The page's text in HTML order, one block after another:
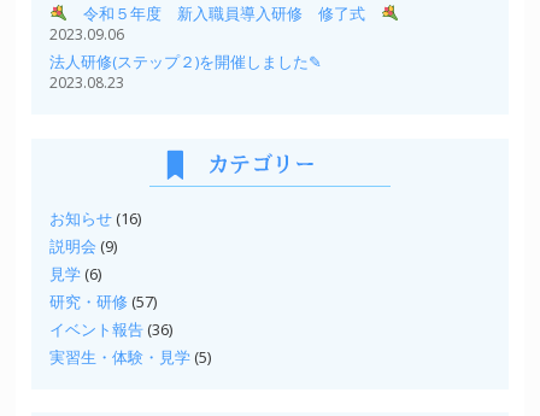
令和５年度 新入職員導入研修 修了式
2023.09.06
法人研修(ステップ２)を開催しました✎
2023.08.23
お知らせ(16)
説明会 (9)
見学(6)
研究・研修(57)
イベント報告(36)
実習生・体験・見学(5)